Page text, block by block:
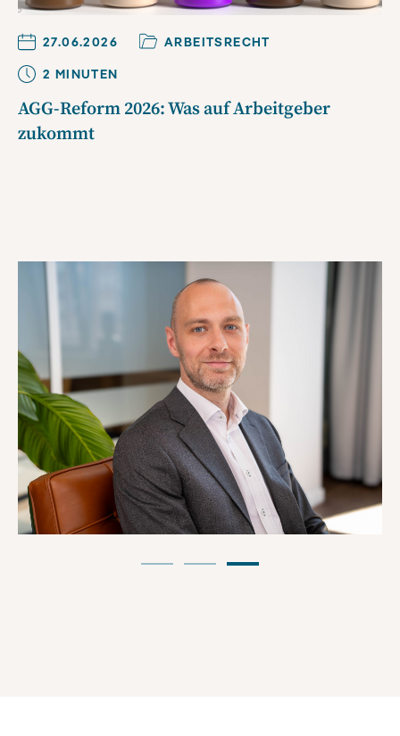
27.06.2026
ARBEITSRECHT
2 MINUTEN
AGG-Reform 2026: Was auf Arbeitgeber
zukommt